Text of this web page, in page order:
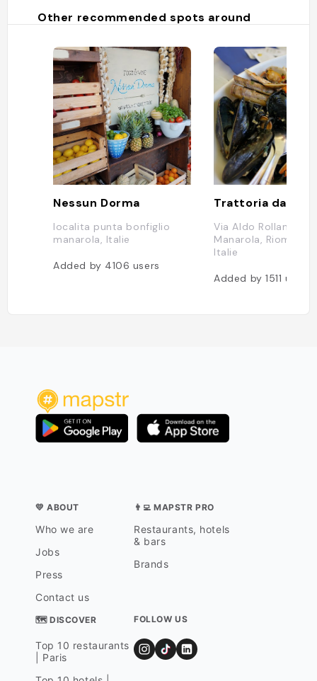
Other recommended spots around
Nessun Dorma
localita punta bonfiglio
manarola, Italie
Added by 4106 users
Trattoria dal Billy
Via Aldo Rollandi,
Manarola,
Italie
Added by1511 users
💛 ABOUT
Who we are
Jobs
Press
Contact us
👨‍💻 MAPSTR PRO
Restaurants, hotels
& bars
Brands
🗺 DISCOVER
Top 10 restaurants
| Paris
FOLLOW US